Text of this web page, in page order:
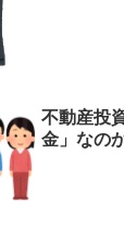
不動産投
金」なの